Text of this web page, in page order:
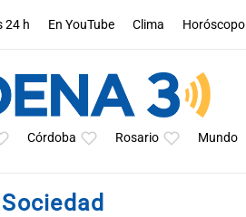
24 h En YouTube Clima Horóscopo
Córdoba Rosario Mundo
Sociedad